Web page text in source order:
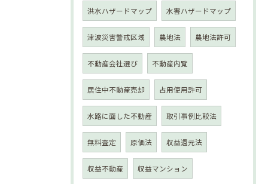
洪水ハザードマップ 水害ハザードマップ
津波災害警戒区域 農地法 農地法許可
不動産会社選び 不動産内覧
居住中不動産売却 占用使用許可
水路に面した不動産 取引事例比較法
無料査定 原価法 収益還元法
収益不動産 収益マンション